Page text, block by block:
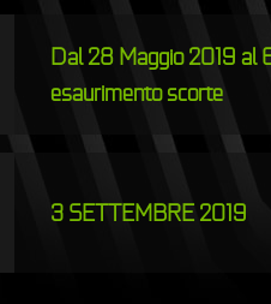
Dal 28 Maggio 2019 al
esaurimento scorte
3 SETTEMBRE 2019